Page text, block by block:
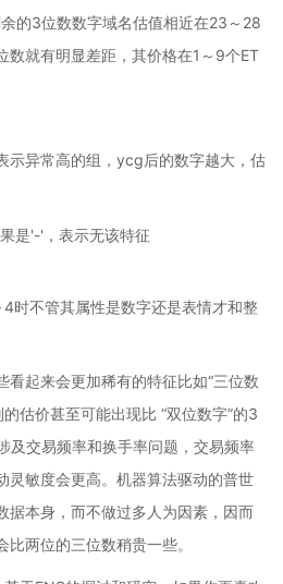
的3位数数字域名估值相近在23～28
数就有明显差距，其价格在1～9个ET
示异常高的组，ycg后的数字越大，估
是'-'，表示无该特征
时不管其属性是数字还是表情才和整
看起来会更加稀有的特征比如“三位数
估价甚至可能出现比 “双位数字”的3
及交易频率和换手率问题，交易频率
灵敏度会更高。机器算法驱动的普世
据本身，而不做过多人为因素，因而
两位的三位数稍贵一些。